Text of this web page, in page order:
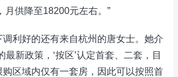
月供降至18200元左右。”
调利好的还有来自杭州的唐女士。她介
最新政策，‘按区’认定首套、二套，目
区域内仅有一套房，因此可以按照首